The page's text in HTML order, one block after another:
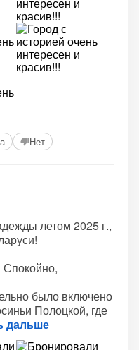
Нет
летом 2025 г.,
было включено
Полоцкой, где
дальше